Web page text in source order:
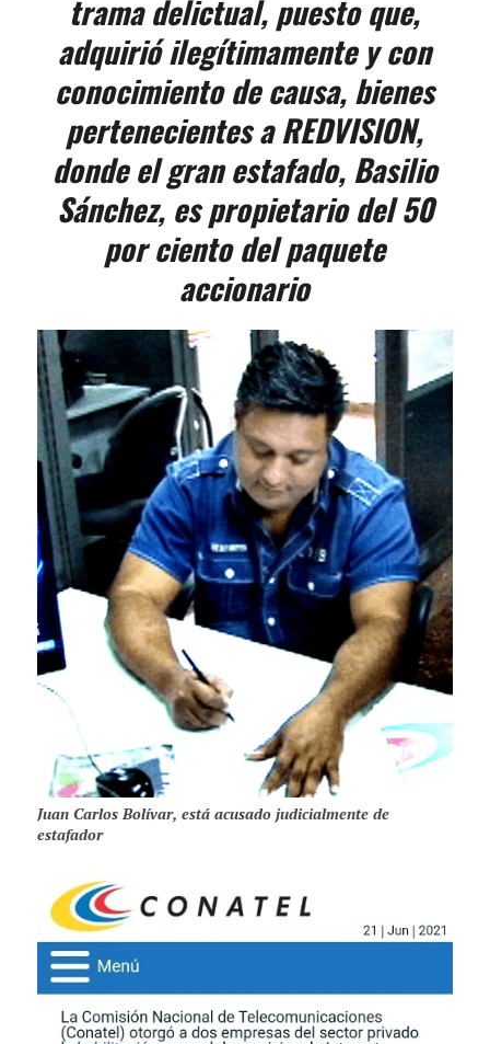
trama delictual, puesto que,
adquirió ilegítimamente y con
conocimiento de causa, bienes
pertenecientes a REDVISION,
donde el gran estafado, Basilio
Sánchez, es propietario del 50
por ciento del paquete
accionario
Juan Carlos Bolívar, está acusado judicialmente de
estafador